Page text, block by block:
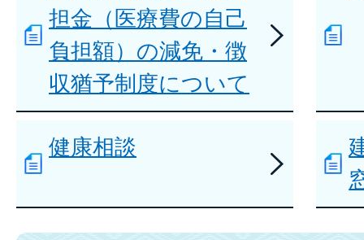
担金（医療費の自己
負担額）の減免・徴
収猶予制度について
健康相談